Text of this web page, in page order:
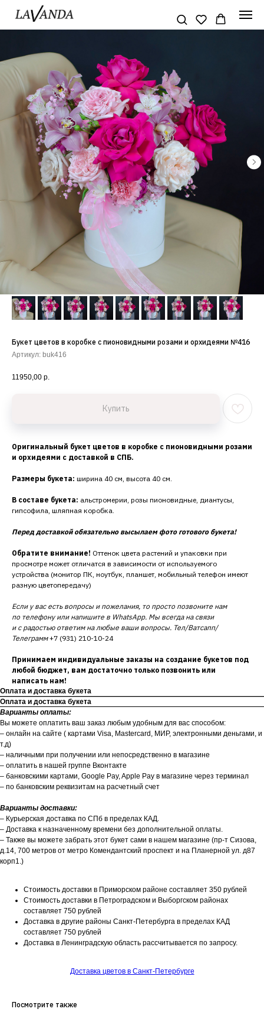
Букет цветов в коробке с пионовидными розами и орхидеями №416
Артикул: buk416
11950,00 р.
Купить
Оригинальный букет цветов в коробке с пионовидными розами
и орхидеями с доставкой в СПБ.
Размеры букета: ширина 40 см, высота 40 см.
В составе букета: альстромерии, розы пионовидные, диантусы,
гипсофила, шляпная коробка.
Перед доставкой обязательно высылаем фото готового букета!
Обратите внимание! Оттенок цвета растений и упаковки при
просмотре может отличатся в зависимости от используемого
устройства (монитор ПК, ноутбук, планшет, мобильный телефон имеют
разную цветопередачу)
Если у вас есть вопросы и пожелания, то просто позвоните нам
по телефону или напишите в WhatsApp. Мы всегда на связи
и с радостью ответим на любые ваши вопросы. Тел/Ватсапп/
Телеграмм+7 (931) 210-10-24
Принимаем индивидуальные заказы на создание букетов под
любой бюджет, вам достаточно только позвонить или
написать нам!
Оплата и доставка букета
Оплата и доставка букета
Варианты оплаты:
Вы можете оплатить ваш заказ любым удобным для вас способом:
– онлайн на сайте ( картами Visa, Mastercard, МИР, электронными деньгами, и
т.д)
– наличными при получении или непосредственно в магазине
– оплатить в нашей группе Вконтакте
– банковскими картами, Google Pay, Apple Pay в магазине через терминал
– по банковским реквизитам на расчетный счет
Варианты доставки:
– Курьерская доставка по СПб в пределах КАД.
– Доставка к назначенному времени без дополнительной оплаты.
– Также вы можете забрать этот букет сами в нашем магазине (пр-т Сизова,
д.14, 700 метров от метро Комендантский проспект и на Планерной ул. д87
корп1.)
Стоимость доставки в Приморском районе составляет 350 рублей
Стоимость доставки в Петроградском и Выборгском районах
составляет 750 рублей
Доставка в другие районы Санкт-Петербурга в пределах КАД
составляет 750 рублей
Доставка в Ленинградскую область рассчитывается по запросу.
Доставка цветов в Санкт-Петербурге
Посмотрите также